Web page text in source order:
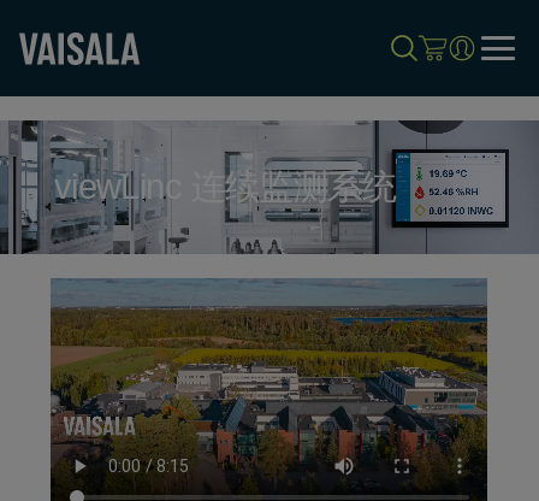
to
main
contentviewLinc 连续监测系统